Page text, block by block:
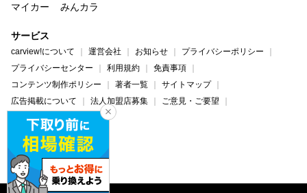
マイカー
みんカラ
サービス
carview!について 運営会社 お知らせ
プライバシーポリシー
プライバシーセンター
利用規約
免責事項
コンテンツ制作ポリシー
著者一覧
サイトマップ
広告掲載について
法人加盟店募集
ご意見・ご要望
ヘルプ・お問い合わせ
carview! Yahoo! JAPAN